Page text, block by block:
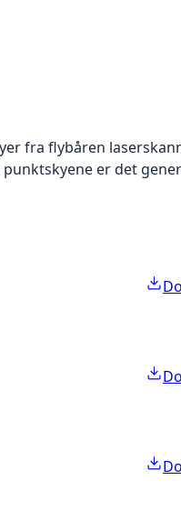
fra flybåren
er det